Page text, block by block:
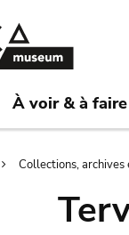
À voir & à faire
Collections,